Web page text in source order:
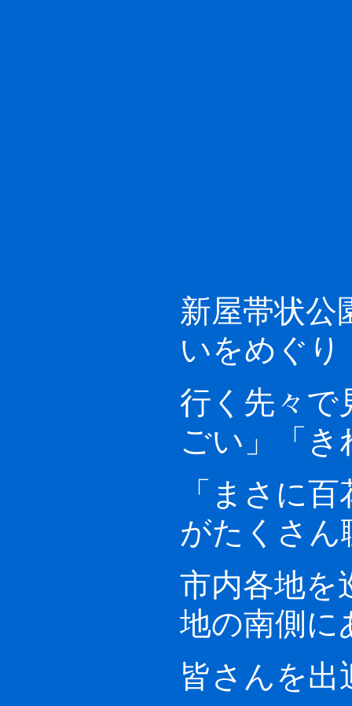
新屋帯状公
いをめぐり
行く先々で
ごい」「
「まさに
がたくさ
市内各地を
地の南側に
皆さんを